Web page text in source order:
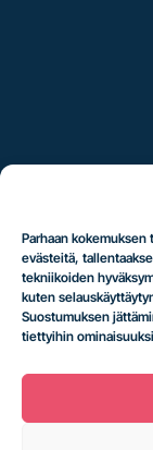
Parhaan
evästeitä,
tekniikoiden
kuten
Suostumuksen
tiettyihin